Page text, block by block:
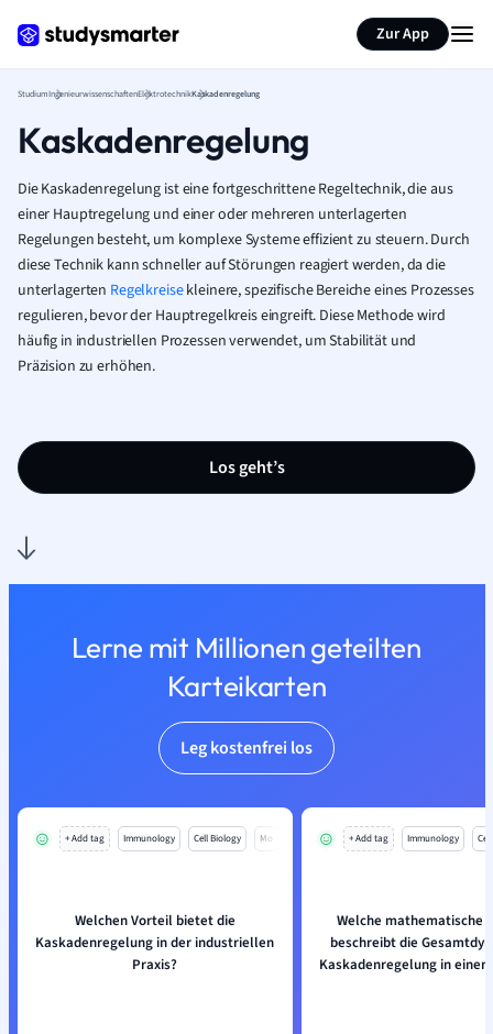
Zur App
StudiumIngenieurwissenschaftenElektrotechnikKaskadenregelung
Kaskadenregelung
Die Kaskadenregelung ist eine fortgeschrittene Regeltechnik, die aus
einer Hauptregelung und einer oder mehreren unterlagerten
Regelungen besteht, um komplexe Systeme effizient zu steuern. Durch
diese Technik kann schneller auf Störungen reagiert werden, da die
unterlagerten Regelkreisekleinere, spezifische Bereiche eines Prozesses
regulieren, bevor der Hauptregelkreis eingreift. Diese Methode wird
häufig in industriellen Prozessen verwendet, um Stabilität und
Präzision zu erhöhen.
Los geht’s
Lerne mit Millionen geteilten
Karteikarten
Leg kostenfrei los
+ Add tag Immunology Cell Biology Mo
Welchen Vorteil bietet die
Kaskadenregelung in der industriellen
Praxis?
+ Add tag Immunology
Welche mathematische
beschreibt die
Kaskadenregelung in